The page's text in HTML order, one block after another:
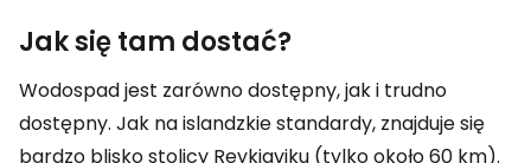
Jak się tam dostać?
Wodospad jest zarówno dostępny, jak i trudno
dostępny. Jak na islandzkie standardy, znajduje się
bardzo blisko stolicy Reykjaviku (tylko około 60 km).